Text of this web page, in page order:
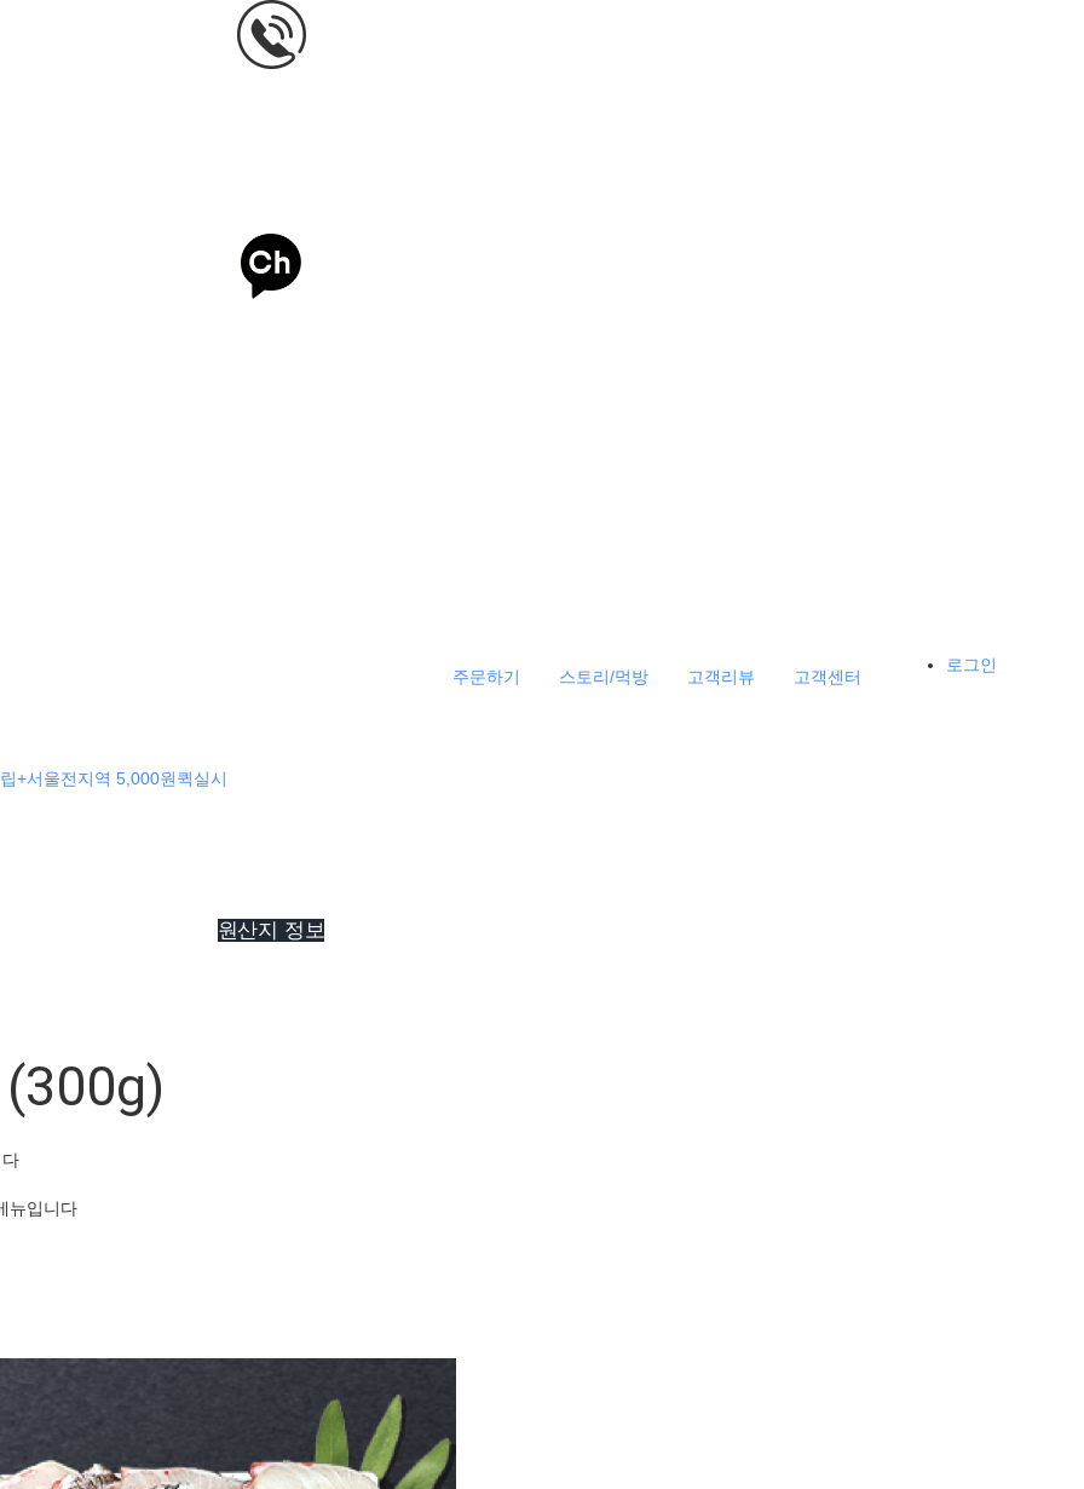
로그인
주문하기 스토리/먹방 고객리뷰 고객센터
+서울전지역 5,000원퀵실시
원산지 정보
뉴입니다